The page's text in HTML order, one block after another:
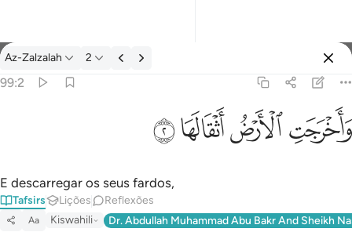
Tafsir: Az-Zalzalah 99:2
Az-Zalzalah 2
99:2
ﱺﱻﱼﱽ
E descarregar os seus fardos,
Tafsirs Lições Reflexões
Aa Kiswahili Dr. Abdullah Muhammad Abu Bakr And Sheikh